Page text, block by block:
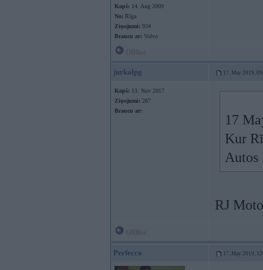
Kopš: 14. Aug 2009
No: Rīga
Ziņojumi: 934
Braucu ar: Volvo
jurkalpg 17. May 2019,
Kopš: 13. Nov 2017
Ziņojumi: 287
Braucu ar:
17
Kur
Autos
RJ
Perfecco 17. May 2019,